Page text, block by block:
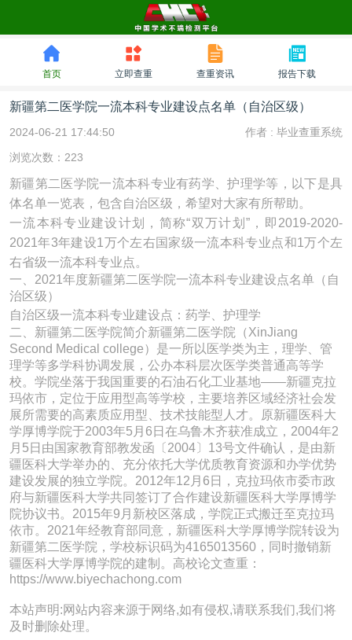
首页 立即查重 查重资讯 报告下载
新疆第二医学院一流本科专业建设点名单（自治区级）
2024-06-21 17:44:50 作者 : 毕业查重系统
浏览次数：223
新疆第二医学院一流本科专业有药学、护理学等，以下是具
体名单一览表，包含自治区级，希望对大家有所帮助。
一流本科专业建设计划，简称“双万计划”，即2019-2020-
2021年3年建设1万个左右国家级一流本科专业点和1万个左
右省级一流本科专业点。
一、2021年度新疆第二医学院一流本科专业建设点名单（自
治区级）
自治区级一流本科专业建设点：药学、护理学
二、新疆第二医学院简介新疆第二医学院（XinJiang
Second Medical college）是一所以医学类为主，理学、管
理学等多学科协调发展，公办本科层次医学类普通高等学
校。学院坐落于我国重要的石油石化工业基地——新疆克拉
玛依市，定位于应用型高等学校，主要培养区域经济社会发
展所需要的高素质应用型、技术技能型人才。原新疆医科大
学厚博学院于2003年5月6日在乌鲁木齐获准成立，2004年2
月5日由国家教育部教发函〔2004〕13号文件确认，是由新
疆医科大学举办的、充分依托大学优质教育资源和办学优势
建设发展的独立学院。2012年12月6日，克拉玛依市委市政
府与新疆医科大学共同签订了合作建设新疆医科大学厚博学
院协议书。2015年9月新校区落成，学院正式搬迁至克拉玛
依市。2021年经教育部同意，新疆医科大学厚博学院转设为
新疆第二医学院，学校标识码为4165013560，同时撤销新
疆医科大学厚博学院的建制。高校论文查重：
https://www.biyechachong.com
本站声明:网站内容来源于网络,如有侵权,请联系我们,我们将
及时删除处理。